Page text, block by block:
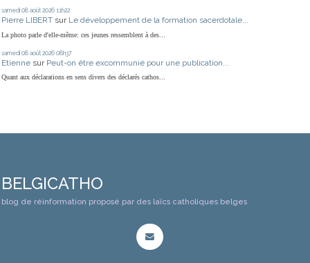
samedi 08 août 2026 11h22
Pierre LIBERT sur Le développement de la formation sacerdotale...
La photo parle d'elle-même: ces jeunes ressemblent à des...
samedi 08 août 2026 08h37
Etienne sur Peut-on être excommunié pour une publication...
Quant aux déclarations en sens divers des déclarés cathos...
BELGICATHO
blog de réinformation proposé par des laïcs catholiques belges